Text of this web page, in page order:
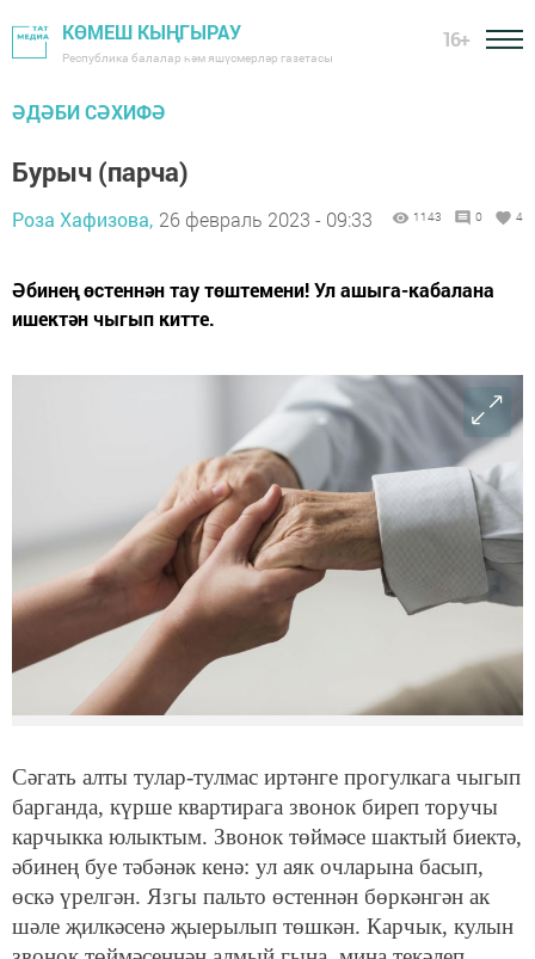
КӨМЕШ КЫҢГЫРАУ
Республика балалар һәм яшүсмерләр газетасы
16+
ӘДӘБИ СӘХИФӘ
Бурыч (парча)
Роза Хафизова, 26 февраль 2023 - 09:33 1143 0 4
Әбинең өстеннән тау төштемени! Ул ашыга-кабалана
ишектән чыгып китте.
Сәгать алты тулар-тулмас иртәнге прогулкага чыгып
барганда, күрше квартирага звонок биреп торучы
кар­чыкка юлыктым. Звонок төймәсе шактый биектә,
әбинең буе тәбәнәк кенә: ул аяк очларына басып,
өскә үрелгән. Язгы пальто өстеннән бөркәнгән ак
шәле җилкәсенә җыерылып төшкән. Карчык, кулын